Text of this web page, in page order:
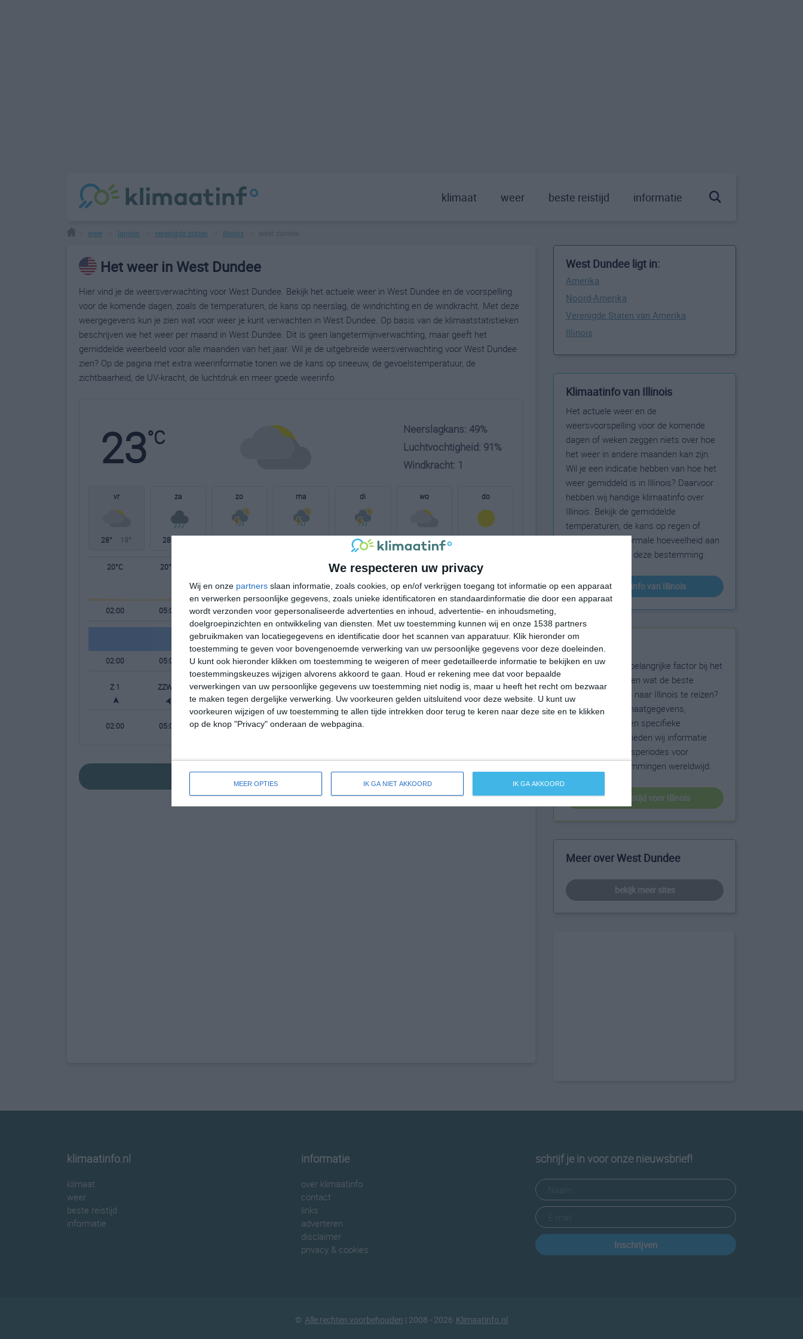
We respecteren uw privacy
Wij en onze partners slaan informatie, zoals cookies, op en/of verkrijgen toegang tot informatie op een apparaat
en verwerken persoonlijke gegevens, zoals unieke identificatoren en standaardinformatie die door een apparaat
wordt verzonden voor gepersonaliseerde advertenties en inhoud, advertentie- en inhoudsmeting,
doelgroepinzichten en ontwikkeling van diensten.
Met uw toestemming kunnen wij en onze 1538 partners
gebruikmaken van locatiegegevens en identificatie door het scannen van apparatuur. Klik hieronder om
toestemming te geven voor bovengenoemde verwerking van uw persoonlijke gegevens voor deze doeleinden.
U kunt ook hieronder klikken om toestemming te weigeren of meer gedetailleerde informatie te bekijken en uw
toestemmingskeuzes wijzigen alvorens akkoord te gaan.
Houd er rekening mee dat voor bepaalde
verwerkingen van uw persoonlijke gegevens uw toestemming niet nodig is, maar u heeft het recht om bezwaar
te maken tegen dergelijke verwerking. Uw voorkeuren gelden uitsluitend voor deze website. U kunt uw
voorkeuren wijzigen of uw toestemming te allen tijde intrekken door terug te keren naar deze site en te klikken
op de knop "Privacy" onderaan de webpagina.
MEER OPTIES IK GA NIET AKKOORD IK GA AKKOORD
klimaat weer beste reistijd informatie
weer landen verenigde staten illinois
Het weer in West Dundee
Hier vind je de weersverwachting voor West Dundee. Bekijk het actuele weer in West Dundee en de voorspelling
voor de komende dagen, zoals de temperaturen, de kans op neerslag, de windrichting en de windkracht. Met deze
weergegevens kun je zien wat voor weer je kunt verwachten in West Dundee. Op basis van de klimaatstatistieken
beschrijven we het weer per maand in West Dundee. Dit is geen langetermijnverwachting, maar geeft het
gemiddelde weerbeeld voor alle maanden van het jaar. Wil je de uitgebreide weersverwachting voor West Dundee
zien? Op de pagina met extra weerinformatie tonen we de kans op sneeuw, de gevoelstemperatuur, de
zichtbaarheid, de UV-kracht, de luchtdruk en meer goede weerinfo.
23°C
Neerslagkans: 49%
Luchtvochtigheid: 91%
Windkracht: 1
vr
28° 19°
za
28°
zo ma di
27° 19°
wo
17°
do
20°C 20°C 27°C 28°C 25°C 22°C
02:00 05:00 08:00 11:00 14:00 17:00 20:00 23:00
02:00 05:00 08:00 11:00 14:00 17:00 20:00 23:00
Z 1 ZZW 0 ZZW 1 ZZW 1 ZZW 2 ZW 2 ZW 2 ZW 2
02:00 05:00 08:00 11:00 14:00
bekijk de uitgebreide weersverwachting voor West Dundee
West Dundee ligt in:
Amerika
Noord-Amerika
Verenigde Staten van Amerika
Illinois
Klimaatinfo van Illinois
Het actuele weer en de
weersvoorspelling voor de komende
dagen of weken zeggen niets over hoe
het weer in andere maanden kan zijn.
Wil je een indicatie hebben van hoe het
weer gemiddeld is in Illinois? Daarvoor
hebben wij handige klimaatinfo over
Illinois. Bekijk de gemiddelde
temperaturen, de kans op regen of
sneeuw en de normale hoeveelheid aan
zonneschijn voor deze bestemming.
klimaatinfo van Illinois
Beste reistijd
Het weer is een belangrijke factor bij het
reizen. Wil je weten wat de beste
maanden zijn om naar Illinois te reizen?
Op basis van klimaatgegevens,
weersextremen en specifieke
weerinformatie bieden wij informatie
over de beste reisperiodes voor
duizenden bestemmingen wereldwijd.
beste reistijd voor Illinois
Meer over West Dundee
bekijk meer sites
klimaatinfo.nl
klimaat
weer
beste reistijd
informatie
informatie
over klimaatinfo
contact
links
adverteren
disclaimer
privacy & cookies
schrijf je in voor onze nieuwsbrief!
Inschrijven
© Alle rechten voorbehouden | 2008 - 2026 Klimaatinfo.nl